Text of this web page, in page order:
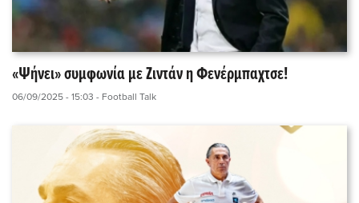
«Ψήνει» συμφωνία με Ζιντάν η Φενέρμπαχτσε!
06/09/2025 - 15:03 - Football Talk